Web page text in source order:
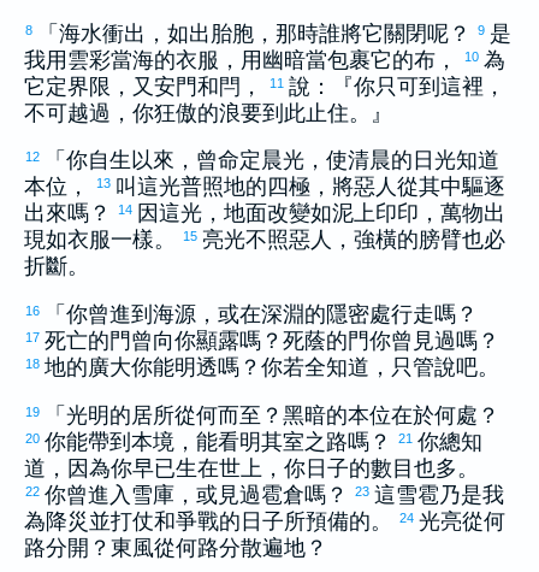
8 「海水衝出，如出胎胞，那時誰將它關閉呢？ 9 是
我用雲彩當海的衣服，用幽暗當包裹它的布，
10 為
它定界限，又安門和閂，
11 說：『你只可到這裡，
不可越過，你狂傲的浪要到此止住。』
12
「你自生以來，曾命定晨光，使清晨的日光知道
本位，
13 叫這光普照地的四極，將惡人從其中驅逐
出來嗎？
14 因這光，地面改變如泥上印印，萬物出
現如衣服一樣。
15 亮光不照惡人，強橫的膀臂也必
折斷。
16 「你曾進到海源，或在深淵的隱密處行走嗎？
17 死亡的門曾向你顯露嗎？死蔭的門你曾見過嗎？
18 地的廣大你能明透嗎？你若全知道，只管說吧。
19 「光明的居所從何而至？黑暗的本位在於何處？
20 你能帶到本境，能看明其室之路嗎？ 21 你總知
道，因為你早已生在世上，你日子的數目也多。
22 你曾進入雪庫，或見過雹倉嗎？ 23 這雪雹乃是我
為降災並打仗和爭戰的日子所預備的。
24 光亮從何
路分開？東風從何路分散遍地？